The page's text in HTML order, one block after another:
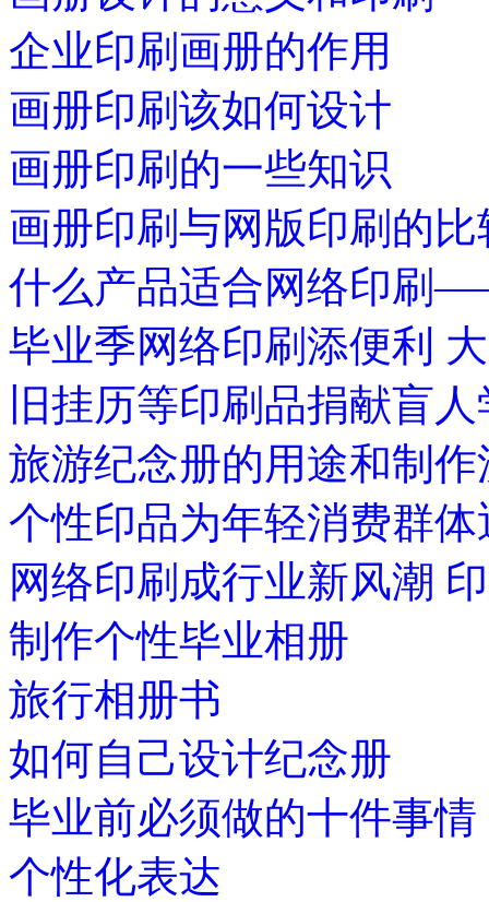
企业印刷画册的作用
画册印刷该如何设计
画册印刷的一些知识
画册印刷与网版印刷的比
什么产品适合网络印刷
毕业季网络印刷添便利
旧挂历等印刷品捐献盲
旅游纪念册的用途和制作
个性印品为年轻消费群
网络印刷成行业新风潮
制作个性毕业相册
旅行相册书
如何自己设计纪念册
毕业前必须做的十件事情
个性化表达